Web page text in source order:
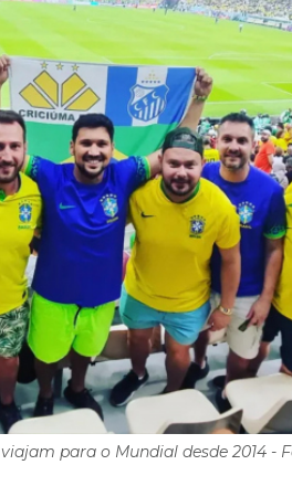
viajam para o Mundial desde 2014 -